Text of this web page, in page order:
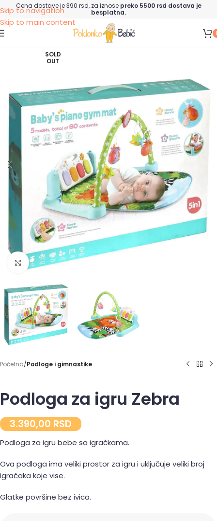
Skip to navigation
Skip to main content
Cena dostave je 390 rsd, za iznose preko 5500 rsd dostava je
besplatna.
SOLD
OUT
Click to enlarge
Početna Podloge i gimnastike
Podloga za igru Zebra
3.390,00 RSD
Podloga za igru bebe sa igračkama.
Ova podloga ima veliki prostor za igru i uključuje veliki broj
igračaka koje vise.
Glatke površine bez ivica.